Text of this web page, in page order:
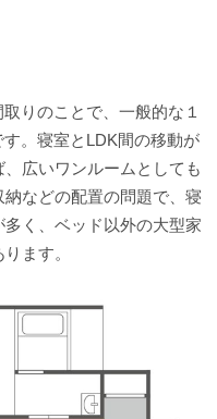
りのことで、一般的な１
。寝室とLDK間の移動が
広いワンルームとしても
などの配置の問題で、寝
く、ベッド以外の大型家
ます。